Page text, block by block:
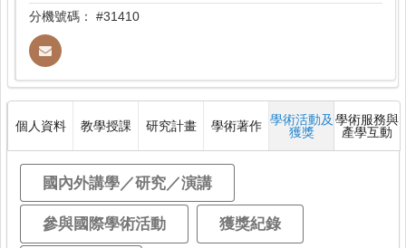
分機號碼： #31410
個人資料 教學授課 研究計畫 學術著作 學術活動及
獲獎
學術服務與
產學互動
國內外講學／研究／演講
參與國際學術活動 獲獎紀錄